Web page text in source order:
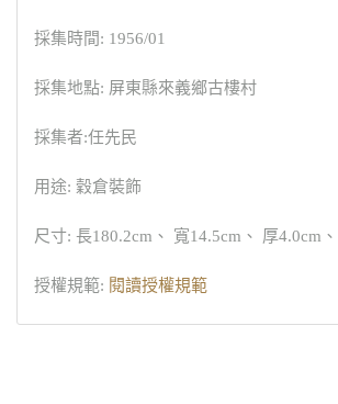
採集時間: 1956/01
採集地點: 屏東縣來義鄉古樓村
採集者:任先民
用途: 穀倉裝飾
尺寸: 長180.2cm、 寬14.5cm、 厚4.0cm
授權規範: 閱讀授權規範